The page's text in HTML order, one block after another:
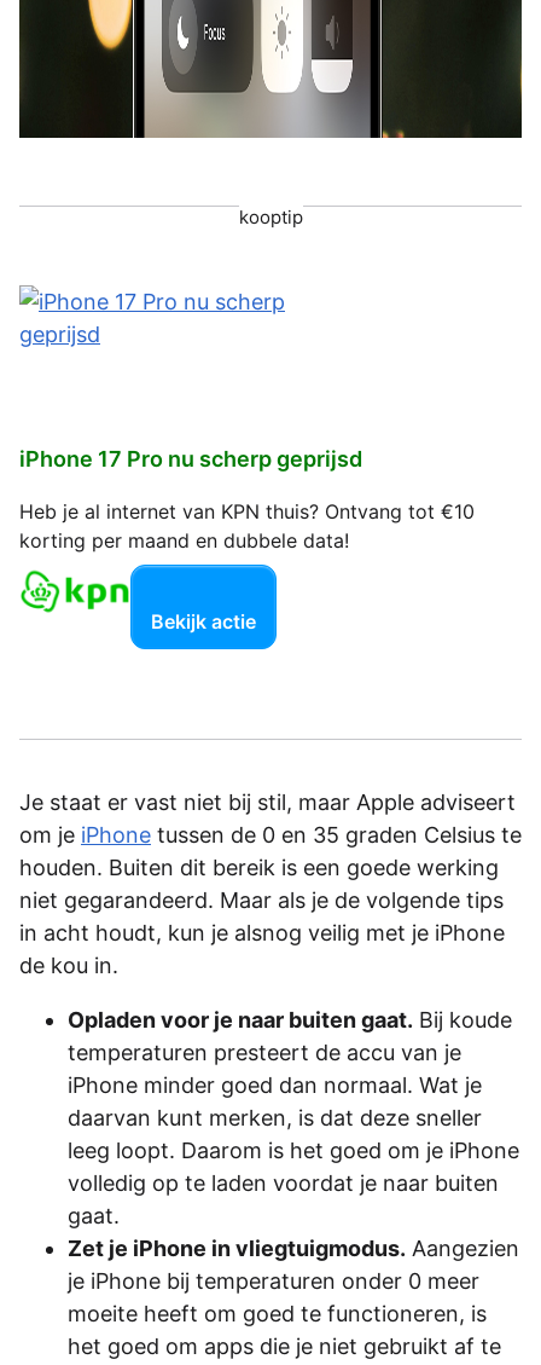
kooptip
iPhone 17 Pro nu scherp geprijsd
Heb je al internet van KPN thuis? Ontvang tot €10
korting per maand en dubbele data!
Bekijk actie
Je staat er vast niet bij stil, maar Apple adviseert
om je iPhone tussen de 0 en 35 graden Celsius te
houden. Buiten dit bereik is een goede werking
niet gegarandeerd. Maar als je de volgende tips
in acht houdt, kun je alsnog veilig met je iPhone
de kou in.
Opladen voor je naar buiten gaat. Bij koude
temperaturen presteert de accu van je
iPhone minder goed dan normaal. Wat je
daarvan kunt merken, is dat deze sneller
leeg loopt. Daarom is het goed om je iPhone
volledig op te laden voordat je naar buiten
gaat.
Zet je iPhone in vliegtuigmodus. Aangezien
je iPhone bij temperaturen onder 0 meer
moeite heeft om goed te functioneren, is
het goed om apps die je niet gebruikt af te